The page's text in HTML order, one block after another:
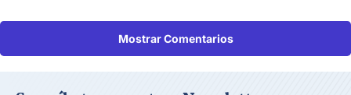
Mostrar Comentarios